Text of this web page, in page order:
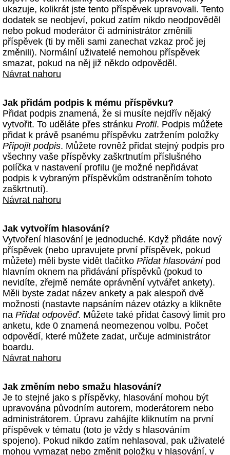
ukazuje, kolikrát jste tento příspěvek upravovali. Tento
dodatek se neobjeví, pokud zatím nikdo neodpověděl
nebo pokud moderátor či administrátor změnili
příspěvek (ti by měli sami zanechat vzkaz proč jej
změnili). Normální uživatelé nemohou příspěvek
smazat, pokud na něj již někdo odpověděl.
Návrat nahoru
Jak přidám podpis k mému příspěvku?
Přidat podpis znamená, že si musíte nejdřív nějaký
vytvořit. To uděláte přes stránku Profil. Podpis můžete
přidat k právě psanému příspěvku zatržením položky
Připojit podpis. Můžete rovněž přidat stejný podpis pro
všechny vaše příspěvky zaškrtnutím příslušného
políčka v nastavení profilu (je možné nepřidávat
podpis k vybraným příspěvkům odstraněním tohoto
zaškrtnutí).
Návrat nahoru
Jak vytvořím hlasování?
Vytvoření hlasování je jednoduché. Když přidáte nový
příspěvek (nebo upravujete první příspěvek, pokud
můžete) měli byste vidět tlačítko Přidat hlasovánípod
hlavním oknem na přidávání příspěvků (pokud to
nevidíte, zřejmě nemáte oprávnění vytvářet ankety).
Měli byste zadat název ankety a pak alespoň dvě
možnosti (nastavte napsáním název otázky a klikněte
na Přidat odpověď. Můžete také přidat časový limit pro
anketu, kde 0 znamená neomezenou volbu. Počet
odpovědí, které můžete zadat, určuje administrátor
boardu.
Návrat nahoru
Jak změním nebo smažu hlasování?
Je to stejné jako s příspěvky, hlasování mohou být
upravována původním autorem, moderátorem nebo
administrátorem. Úpravu zahájíte kliknutím na první
příspěvek v tématu (toto je vždy s hlasováním
spojeno). Pokud nikdo zatím nehlasoval, pak uživatelé
mohou vymazat nebo změnit položku v hlasování, v